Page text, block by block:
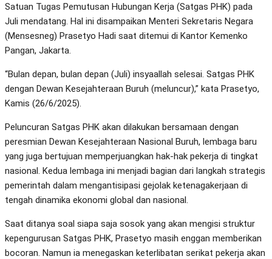
Satuan Tugas Pemutusan Hubungan Kerja (Satgas PHK) pada
Juli mendatang. Hal ini disampaikan Menteri Sekretaris Negara
(Mensesneg) Prasetyo Hadi saat ditemui di Kantor Kemenko
Pangan, Jakarta.
“Bulan depan, bulan depan (Juli) insyaallah selesai. Satgas PHK
dengan Dewan Kesejahteraan Buruh (meluncur),” kata Prasetyo,
Kamis (26/6/2025).
Peluncuran Satgas PHK akan dilakukan bersamaan dengan
peresmian Dewan Kesejahteraan Nasional Buruh, lembaga baru
yang juga bertujuan memperjuangkan hak-hak pekerja di tingkat
nasional. Kedua lembaga ini menjadi bagian dari langkah strategis
pemerintah dalam mengantisipasi gejolak ketenagakerjaan di
tengah dinamika ekonomi global dan nasional.
Saat ditanya soal siapa saja sosok yang akan mengisi struktur
kepengurusan Satgas PHK, Prasetyo masih enggan memberikan
bocoran. Namun ia menegaskan keterlibatan serikat pekerja akan